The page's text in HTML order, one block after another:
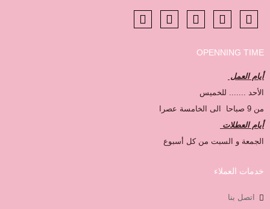
OPENNING TIME
أيام العمل
الأحد ....... للخميس
من 9 صباحا الى الخامسة عصرا
أيام العطلات
الجمعة و السبت من كل أسبوع
خدمات العملاء
اتصل بنا